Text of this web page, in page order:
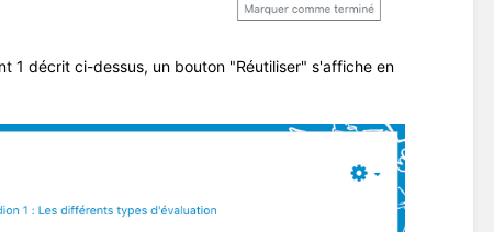
1 décrit ci-dessus, un bouton "Réutiliser" s'affiche en